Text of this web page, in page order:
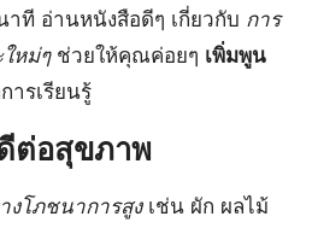
าที อ่านหนังสือดีๆ เกี่ยวกับ การ
หม่ๆช่วยให้คุณค่อยๆ เพิ่มพูน
ารเรียนรู้
ต่อสุขภาพ
โภชนาการสูงเช่น ผัก ผลไม้